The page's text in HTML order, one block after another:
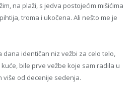
na plaži, s jedva postojećim mišićima
troma i ukočena. Ali nešto me je
identičan niz vežbi za celo telo,
bile prve vežbe koje sam radila u
više od decenije sedenja.